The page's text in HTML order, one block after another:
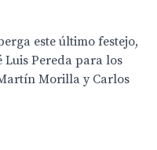
este último festejo,
Luis Pereda para los
Morilla y Carlos